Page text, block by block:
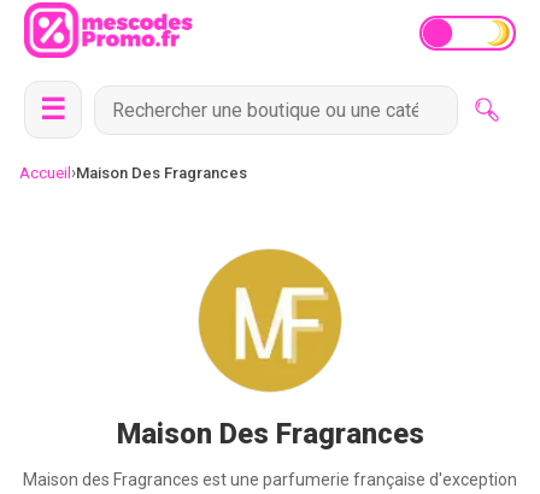
☰
Accueil ›Maison Des Fragrances
Maison Des Fragrances
Maison des Fragrances est une parfumerie française d'exception